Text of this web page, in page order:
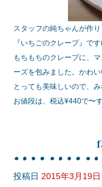
スタッフの純ちゃんが作り
『いちごのクレープ』で
もちもちのクレープに、
ーズを包みました。かわ
とっても美味しいので、
お値段は、税込¥440で〜す
投稿日 2015年3月19日